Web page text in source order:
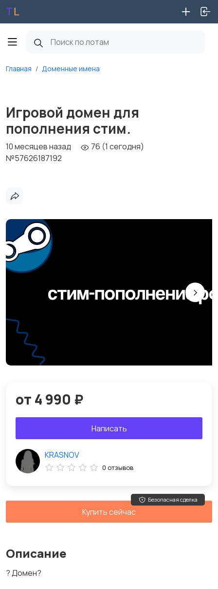
Главная Доменные имена
Игровой домен для
пополнения стим.
10 месяцев назад
76 (1 сегодня)
№57626187192
Описание
? Домен?
от 4 990 ₽
Написать
KRASNOV
0 отзывов
Безопасная сделка
Купить сейчас